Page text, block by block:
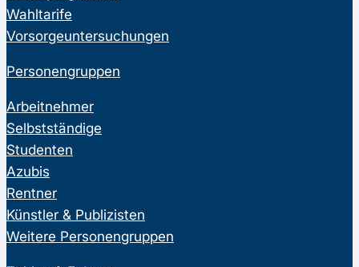
Wahltarife
Vorsorgeuntersuchungen
Personengruppen
Arbeitnehmer
Selbstständige
Studenten
Azubis
Rentner
Künstler & Publizisten
Weitere Personengruppen